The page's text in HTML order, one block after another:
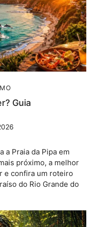
Guia
a Praia da Pipa em
próximo, a melhor
e confira um roteiro
do Rio Grande do